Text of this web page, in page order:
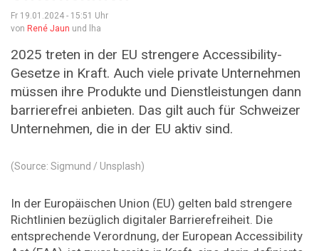
Fr 19.01.2024 - 15:51 Uhr
von René Jaun und lha
2025 treten in der EU strengere Accessibility-
Gesetze in Kraft. Auch viele private Unternehmen
müssen ihre Produkte und Dienstleistungen dann
barrierefrei anbieten. Das gilt auch für Schweizer
Unternehmen, die in der EU aktiv sind.
(Source: Sigmund / Unsplash)
In der Europäischen Union (EU) gelten bald strengere
Richtlinien bezüglich digitaler Barrierefreiheit. Die
entsprechende Verordnung, der European Accessibility